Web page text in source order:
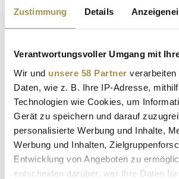
Zustimmung Details
Verantwortungsvoller Umgang mit
Wir und unsere 58 Partner verarbeiten
Daten, wie z. B. Ihre IP-Adresse,
Technologien wie Cookies, um
Gerät zu speichern und darauf
personalisierte Werbung und Inhalte,
Werbung und Inhalten,
Entwicklung von Angeboten zu
entscheiden darüber, wer Ihre Daten